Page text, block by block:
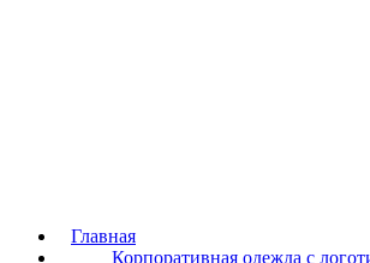
Главная
Корпоративная одежда с